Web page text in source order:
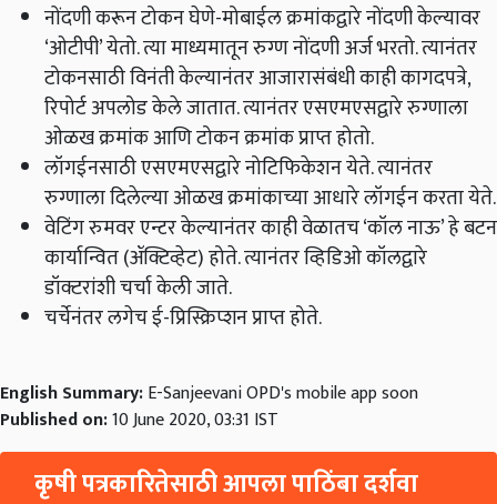
नोंदणी करून टोकन घेणे-मोबाईल क्रमांकद्वारे नोंदणी केल्यावर
‘ओटीपी’ येतो. त्या माध्यमातून रुग्ण नोंदणी अर्ज भरतो. त्यानंतर
टोकनसाठी विनंती केल्यानंतर आजारासंबंधी काही कागदपत्रे,
रिपोर्ट अपलोड केले जातात. त्यानंतर एसएमएसद्वारे रुग्णाला
ओळख क्रमांक आणि टोकन क्रमांक प्राप्त होतो.
लॉगईनसाठी एसएमएसद्वारे नोटिफिकेशन येते. त्यानंतर
रुग्णाला दिलेल्या ओळख क्रमांकाच्या आधारे लॉगईन करता येते.
वेटिंग रुमवर एन्टर केल्यानंतर काही वेळातच ‘कॉल नाऊ’ हे बटन
कार्यान्वित (ॲक्टिव्हेट) होते. त्यानंतर व्हिडिओ कॉलद्वारे
डॉक्टरांशी चर्चा केली जाते.
चर्चेनंतर लगेच ई-प्रिस्क्रिप्शन प्राप्त होते.
English Summary:E-Sanjeevani OPD's mobile app soon
Published on:10 June 2020, 03:31 IST
कृषी पत्रकारितेसाठी आपला पाठिंबा दर्शवा